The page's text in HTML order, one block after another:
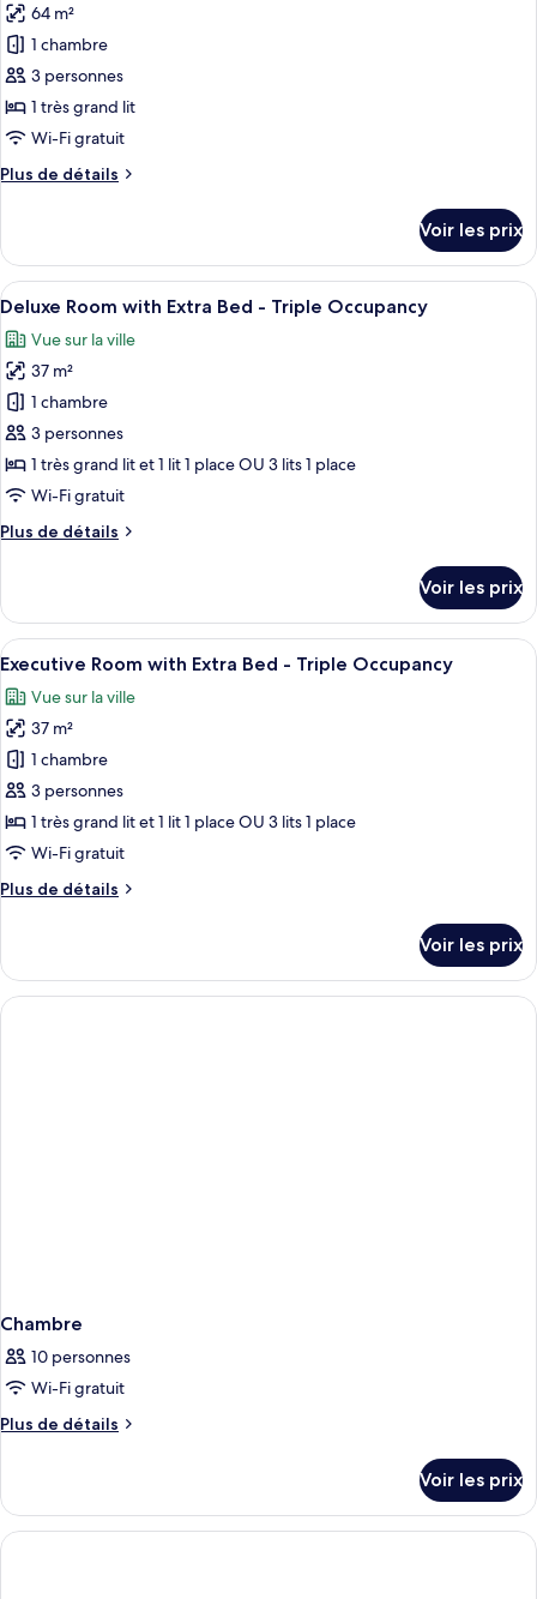
Familiale
photos
pour
ce
type
de
chambre :
Executive
64 m²
1 chambre
3 personnes
1 très grand lit
Wi-Fi gratuit
Plus de détails
Plus
le
type
de
Executive
Suite
Voir les prix
Afficher
toutes
les
photos
pour
ce
type
de
chambre :
Deluxe
Extra
Bed
-
Triple
Occupancy
Une chambre d’hôtel moderne
7
Deluxe Room with Extra Bed - Triple Occupancy
Vue sur la ville
37 m²
1 chambre
3 personnes
1 très grand lit et 1 lit 1 place OU 3 lits 1 place
Wi-Fi gratuit
Plus de détails
Plus
le
type
de
Deluxe
Room
with
Extra
Bed
Triple
Occupancy
Voir les prix
Afficher
toutes
les
photos
pour
ce
type
de
chambre :
Executive
Extra
Bed
Une chambre d’hôtel moderne
6
Executive Room with Extra Bed - Triple Occupancy
Vue sur la ville
37 m²
1 chambre
3 personnes
1 très grand lit et 1 lit 1 place OU 3 lits 1 place
Wi-Fi gratuit
Plus de détails
Plus
le
type
de
Voir les prix
Chambre
10 personnes
Wi-Fi gratuit
Plus de détails
Plus
le
type
de
Voir les prix